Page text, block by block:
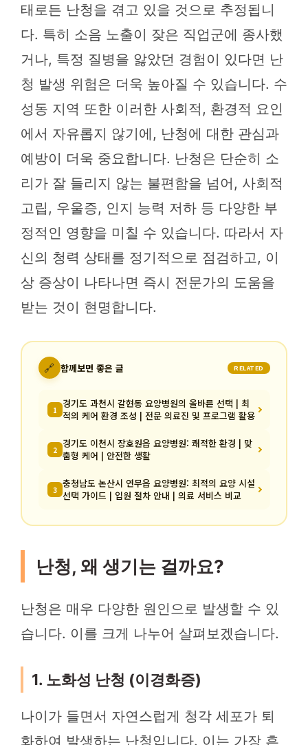
태로든 난청을 겪고 있을 것으로 추정됩니
다. 특히 소음 노출이 잦은 직업군에 종사했
거나, 특정 질병을 앓았던 경험이 있다면 난
청 발생 위험은 더욱 높아질 수 있습니다. 수
성동 지역 또한 이러한 사회적, 환경적 요인
에서 자유롭지 않기에, 난청에 대한 관심과
예방이 더욱 중요합니다. 난청은 단순히 소
리가 잘 들리지 않는 불편함을 넘어, 사회적
고립, 우울증, 인지 능력 저하 등 다양한 부
정적인 영향을 미칠 수 있습니다. 따라서 자
신의 청력 상태를 정기적으로 점검하고, 이
상 증상이 나타나면 즉시 전문가의 도움을
받는 것이 현명합니다.
🔗 함께보면 좋은 글 RELATED
1 경기도 과천시 갈현동 요양병원의 올바른 선택 | 최
적의 케어 환경 조성 | 전문 의료진 및 프로그램 활용
2 경기도 이천시 장호원읍 요양병원: 쾌적한 환경 | 맞
춤형 케어 | 안전한 생활
3 충청남도 논산시 연무읍 요양병원: 최적의 요양 시설
선택 가이드 | 입원 절차 안내 | 의료 서비스 비교
난청, 왜 생기는 걸까요?
난청은 매우 다양한 원인으로 발생할 수 있
습니다. 이를 크게 나누어 살펴보겠습니다.
1. 노화성 난청 (이경화증)
나이가 들면서 자연스럽게 청각 세포가 퇴
화하여 발생하는 난청입니다. 이는 가장 흔